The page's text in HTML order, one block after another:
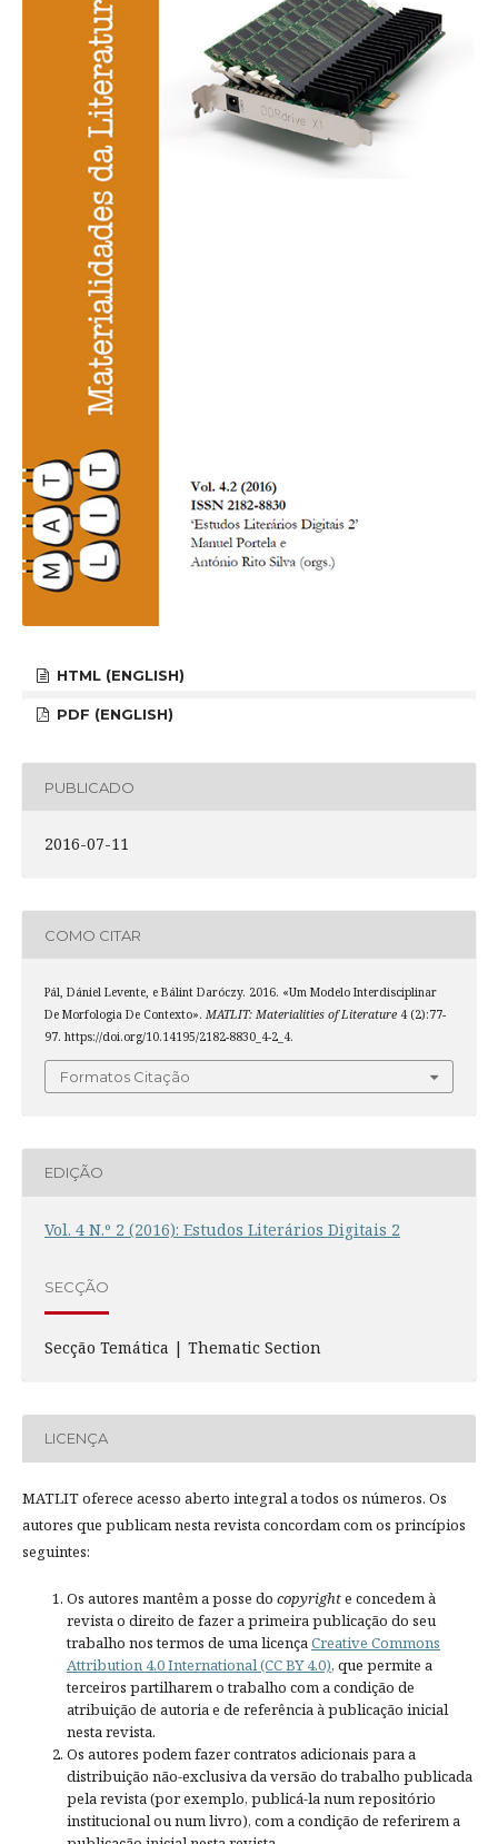
HTML (ENGLISH)
PDF (ENGLISH)
PUBLICADO
2016-07-11
COMO CITAR
Pál, Dániel Levente, e Bálint Daróczy. 2016. «Um Modelo Interdisciplinar
De Morfologia De Contexto». MATLIT: Materialities of Literature4 (2):77-
97. https://doi.org/10.14195/2182-8830_4-2_4.
Formatos Citação
EDIÇÃO
Vol. 4 N.º 2 (2016): Estudos Literários Digitais 2
SECÇÃO
Secção Temática | Thematic Section
LICENÇA
MATLIT oferece acesso aberto integral a todos os números. Os
autores que publicam nesta revista concordam com os princípios
seguintes:
Os autores mantêm a posse do copyrighte concedem à
revista o direito de fazer a primeira publicação do seu
trabalho nos termos de uma licençaCreative Commons
Attribution 4.0 International (CC BY 4.0), que permite a
terceiros partilharem o trabalho com a condição de
atribuição de autoria e de referência à publicação inicial
nesta revista.
Os autores podem fazer contratos adicionais para a
distribuição não-exclusiva da versão do trabalho publicada
pela revista (por exemplo, publicá-la num repositório
institucional ou num livro), com a condição de referirem a